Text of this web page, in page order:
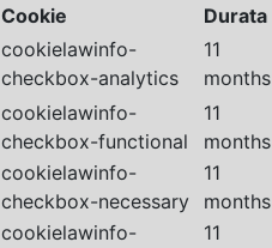
Cookie
Durata
cookielawinfo-
checkbox-analytics
11
months
cookielawinfo-
checkbox-functional
11
months
cookielawinfo-
checkbox-necessary
11
months
cookielawinfo-
11